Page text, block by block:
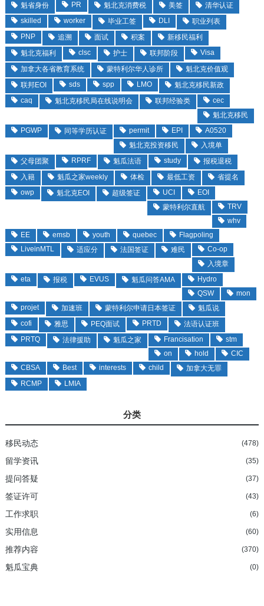
魁省身份
PR 魁北克消费税 美签
清华认证
skilled
worker 毕业工签 DLI
职业列表
PNP
追溯 面试 积案
新移民福利
魁北克福利
clsc 护士 联邦阶段
Visa
加拿大各省教育系统
蒙特利尔华人诊所
魁北克价值观
联邦EOI
sds spp LMO
魁北克移民新政
caq
魁北克移民局在线说明会 联邦经验类
cec
魁北克移民
PGWP
同等学历认证 permit EPI
A0520
魁北克投资移民
入境单
父母团聚
RPRF 魁瓜法语 study
报税退税
入籍
魁瓜之家weekly 体检 最低工资
省提名
owp
魁北克EOI 超级签证 UCI
EOI
蒙特利尔直航
TRV
whv
EE
emsb youth quebec
Flagpoling
LiveinMTL
适应分 法国签证 难民
Co-op
入境章
eta
报税 EVUS 魁瓜问答AMA
Hydro
QSW
mon
projet
加速班 蒙特利尔申请日本签证
魁瓜说
cofi
雅思 PEQ面试 PRTD
法语认证班
PRTQ
法律援助 魁瓜之家 Francisation
stm
on
hold
CIC
CBSA
Best interests child
加拿大无罪
RCMP
LMIA
分类
移民动态 (478)
留学资讯 (35)
提问答疑 (37)
签证许可 (43)
工作求职 (6)
实用信息 (60)
推荐内容 (370)
魁瓜宝典 (0)